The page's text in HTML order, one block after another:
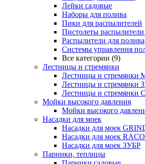
Лейки садовые
Наборы для полива
Пики для распылителей
Пистолеты распылители
Распылители для полива
Системы управления
Все категории (9)
Лестницы и стремянки
Лестницы и стремянки
Лестницы и стремянки
Лестницы и
Мойки высокого давления
Мойки высокого
Насадки для моек
Насадки для моек
Насадки для моек RACO
Насадки для моек ЗУБР
Парники, теплицы